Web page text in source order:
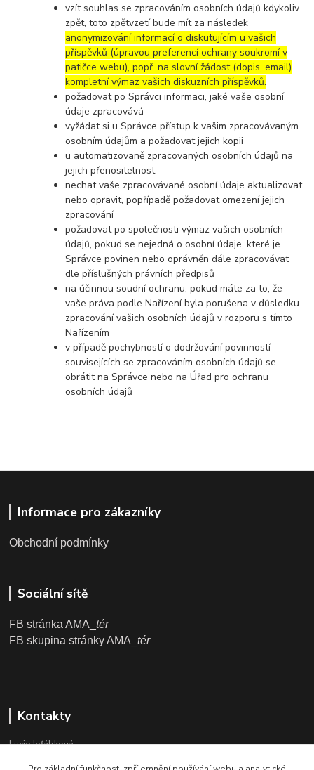
vzít souhlas se zpracováním osobních údajů kdykoliv
zpět, toto zpětvzetí bude mít za následek
anonymizování informací o diskutujícím u vašich
příspěvků (úpravou preferencí ochrany soukromí v
patičce webu), popř. na slovní žádost (dopis, email)
kompletní výmaz vašich diskuzních příspěvků.
požadovat po Správci informaci, jaké vaše osobní
údaje zpracovává
vyžádat si u Správce přístup k vašim zpracovávaným
osobním údajům a požadovat jejich kopii
u automatizovaně zpracovaných osobních údajů na
jejich přenositelnost
nechat vaše zpracovávané osobní údaje aktualizovat
nebo opravit, popřípadě požadovat omezení jejich
zpracování
požadovat po společnosti výmaz vašich osobních
údajů, pokud se nejedná o osobní údaje, které je
Správce povinen nebo oprávněn dále zpracovávat
dle příslušných právních předpisů
na účinnou soudní ochranu, pokud máte za to, že
vaše práva podle Nařízení byla porušena v důsledku
zpracování vašich osobních údajů v rozporu s tímto
Nařízením
v případě pochybností o dodržování povinností
souvisejících se zpracováním osobních údajů se
obrátit na Správce nebo na Úřad pro ochranu
osobních údajů
Informace pro zákazníky
Obchodní podmínky
Sociální sítě
FB stránka AMA_tér
FB skupina stránky AMA_tér
Kontakty
Lucie Jeřábková